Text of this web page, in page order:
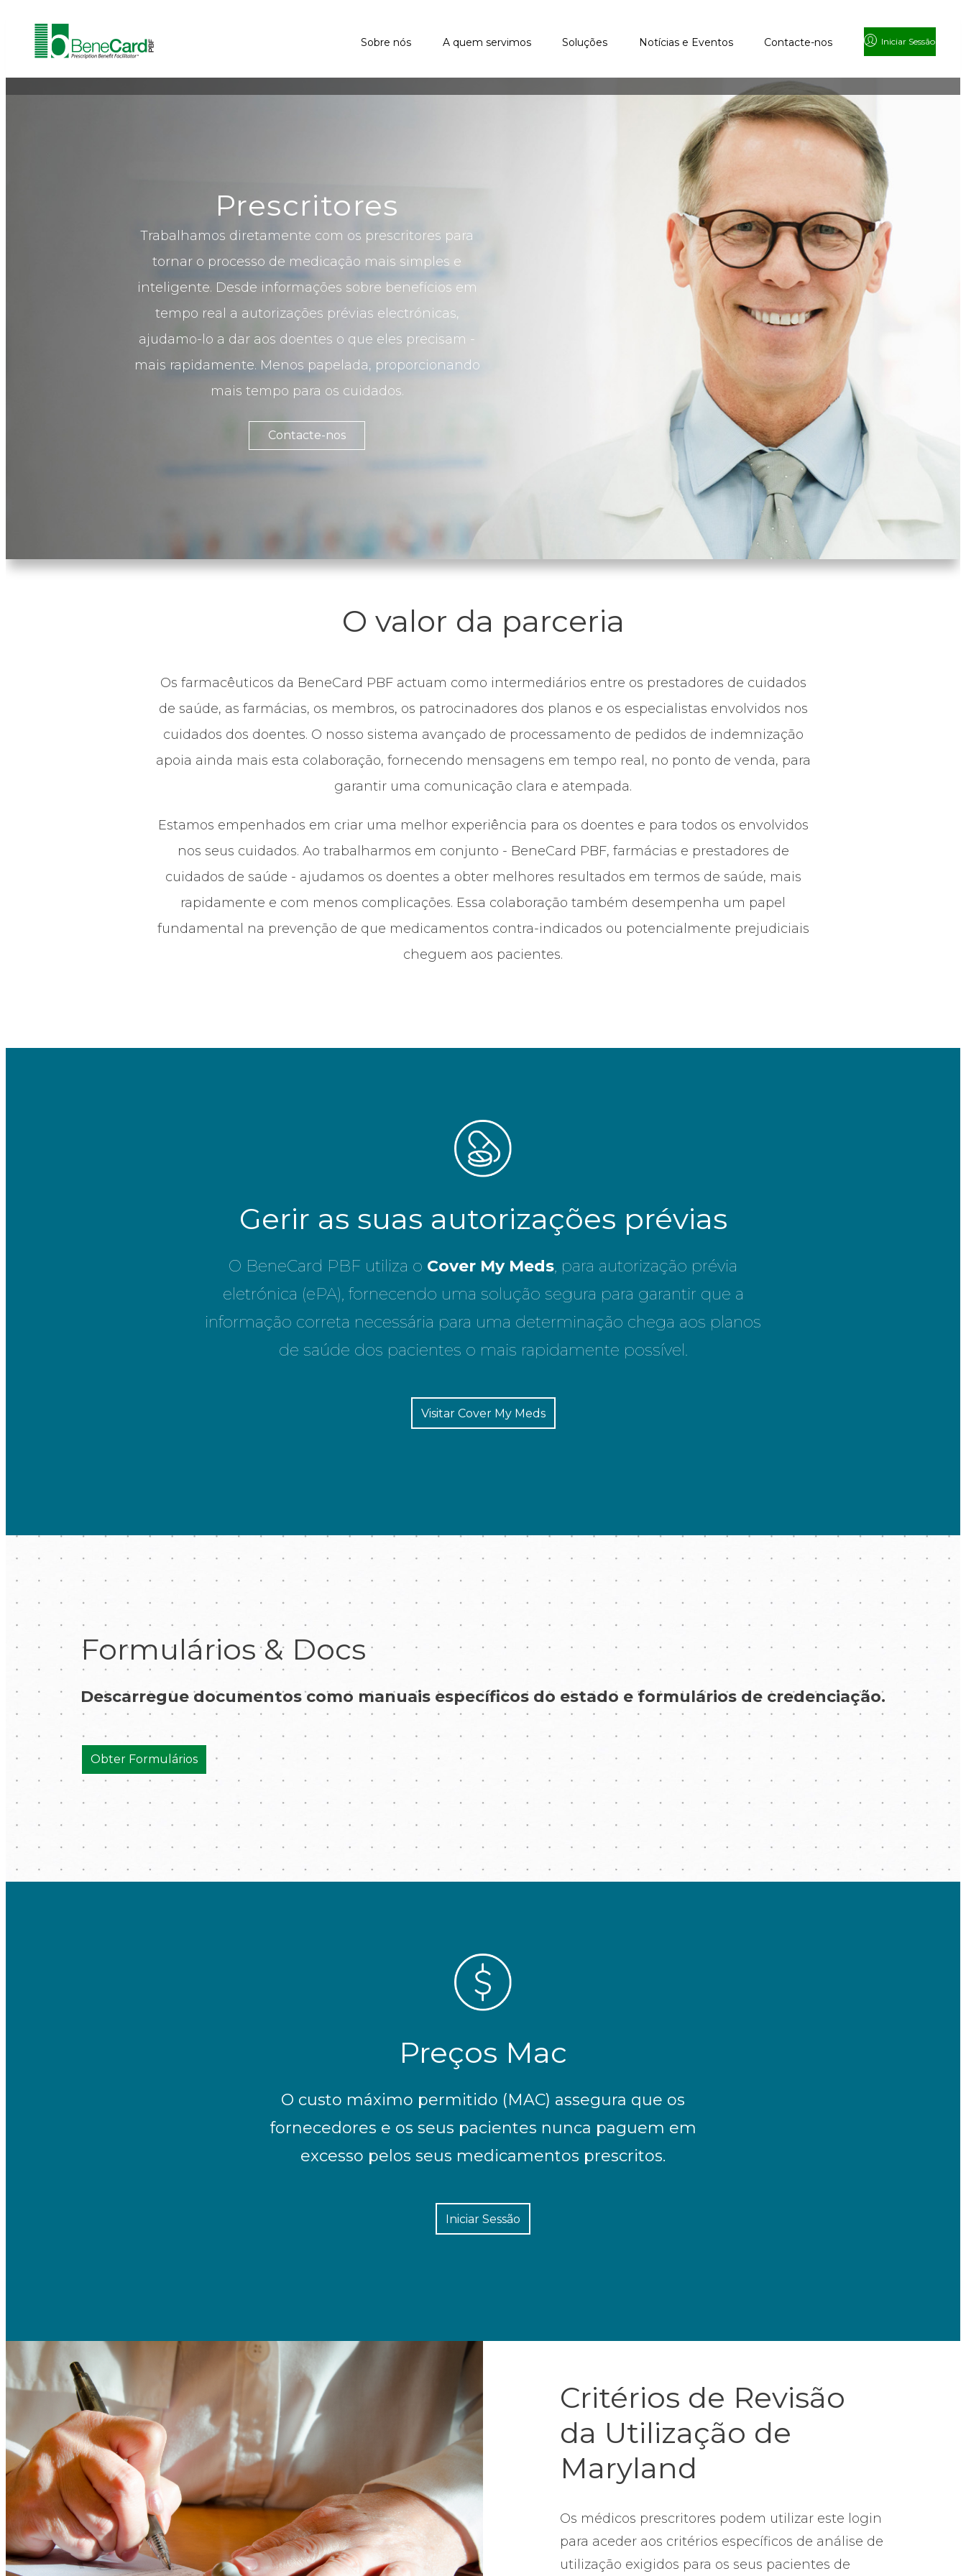
Sobre nós A quem servimos Soluções Notícias e Eventos Contacte-nos Iniciar Sessão
Prescritores
Trabalhamos diretamente com os prescritores para
tornar o processo de medicação mais simples e
inteligente. Desde informações sobre benefícios em
tempo real a autorizações prévias electrónicas,
ajudamo-lo a dar aos doentes o que eles precisam -
mais rapidamente. Menos papelada, proporcionando
mais tempo para os cuidados.
Contacte-nos
O valor da parceria
Os farmacêuticos da BeneCard PBF actuam como intermediários entre os prestadores de cuidados
de saúde, as farmácias, os membros, os patrocinadores dos planos e os especialistas envolvidos nos
cuidados dos doentes. O nosso sistema avançado de processamento de pedidos de indemnização
apoia ainda mais esta colaboração, fornecendo mensagens em tempo real, no ponto de venda, para
garantir uma comunicação clara e atempada.
Estamos empenhados em criar uma melhor experiência para os doentes e para todos os envolvidos
nos seus cuidados. Ao trabalharmos em conjunto - BeneCard PBF, farmácias e prestadores de
cuidados de saúde - ajudamos os doentes a obter melhores resultados em termos de saúde, mais
rapidamente e com menos complicações. Essa colaboração também desempenha um papel
fundamental na prevenção de que medicamentos contra-indicados ou potencialmente prejudiciais
cheguem aos pacientes.
Gerir as suas autorizações prévias
O BeneCard PBF utiliza o Cover My Meds, para autorização prévia
eletrónica (ePA), fornecendo uma solução segura para garantir que a
informação correta necessária para uma determinação chega aos planos
de saúde dos pacientes o mais rapidamente possível.
Visitar Cover My Meds
Formulários & Docs
Descarregue documentos como manuais específicos do estado e formulários de credenciação.
Obter Formulários
Preços Mac
O custo máximo permitido (MAC) assegura que os
fornecedores e os seus pacientes nunca paguem em
excesso pelos seus medicamentos prescritos.
Iniciar Sessão
Critérios de Revisão
da Utilização de
Maryland
Os médicos prescritores podem utilizar este login
para aceder aos critérios específicos de análise de
utilização exigidos para os seus pacientes de